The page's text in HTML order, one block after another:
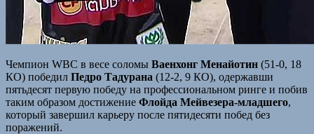
Чемпион WBC в весе соломы Ваенхонг Менайотин (51-0, 18
КО) победил Педро Тадурана (12-2, 9 КО), одержавши
пятьдесят первую победу на профессиональном ринге и побив
таким образом достижение Флойда Мейвезера-младшего,
который завершил карьеру после пятидесяти побед без
поражений.